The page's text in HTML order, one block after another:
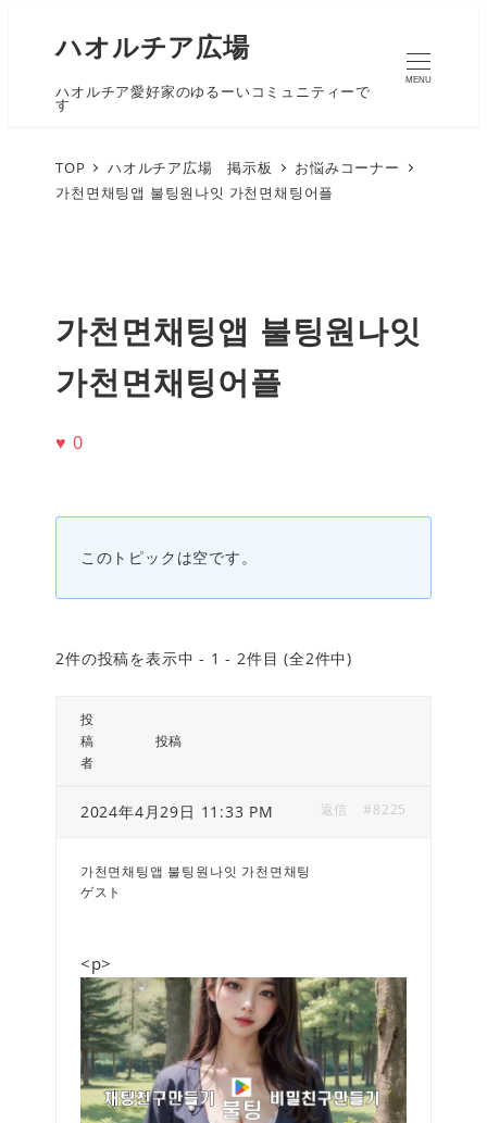
ハオルチア広場
ハオルチア愛好家のゆるーいコミュニティーで
す
MENU
TOP ハオルチア広場 掲示板
お悩みコーナー
가천면채팅앱 불팅원나잇 가천면채팅어플
가천면채팅앱 불팅원나잇
가천면채팅어플
♥ 0
このトピックは空です。
2件の投稿を表示中 - 1 - 2件目 (全2件中)
投
稿
者
投稿
2024年4月29日 11:33 PM #8225
返信
가천면채팅앱 불팅원나잇 가천면채팅
ゲスト
<p>